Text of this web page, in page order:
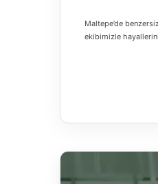
Maltepe’de
ekibimizle